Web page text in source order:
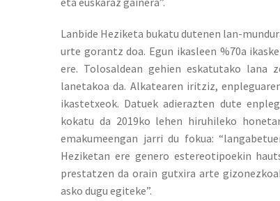
Lanbide Heziketa bukatu dutenen lan-
urte gorantz doa. Egun ikasleen %70a
ere. Tolosaldean gehien eskatutako lana
lanetakoa da. Alkatearen iritziz,
ikastetxeok. Datuek adierazten dute
kokatu da 2019ko lehen hiruhileko
emakumeengan jarri du fokua:
Heziketan ere genero estereotipoekin
prestatzen da orain gutxira arte
asko dugu egiteke”.